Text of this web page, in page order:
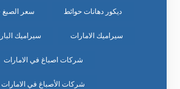
ديكور دهانات حوائط سعر الصبغ
سيراميك الامارات سيراميك
شركات اصباغ في الامارات
شركات الأصباغ في الامارات